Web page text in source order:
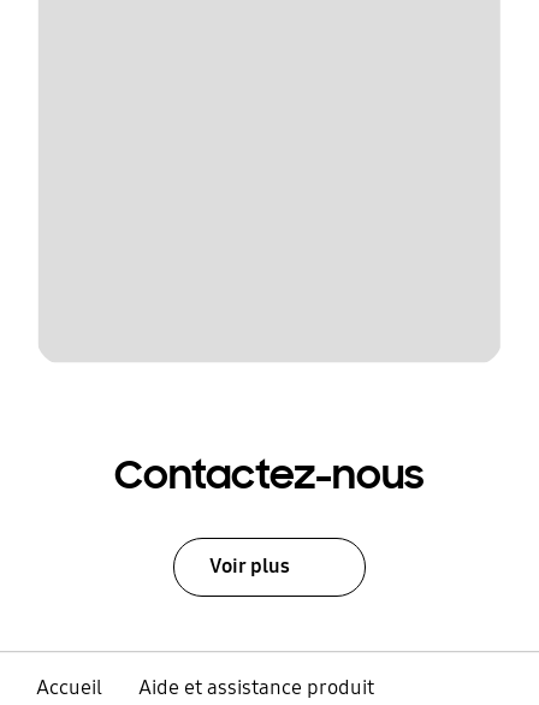
Contactez-nous
Voir plus
Accueil
Aide et assistance produit